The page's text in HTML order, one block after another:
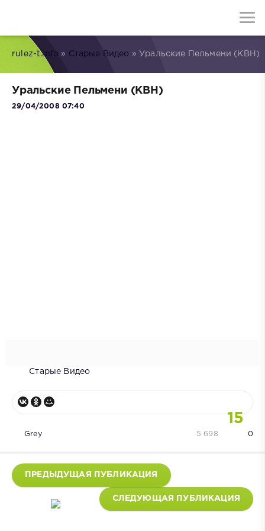
rulez-t.info » Старые Видео » Уральские Пельмени (КВН)
Уральские Пельмени (КВН)
29/04/2008 07:40
Старые Видео
15
Grey 0
5 698
ПРЕДЫДУЩАЯ ПУБЛИКАЦИЯ
СЛЕДУЮЩАЯ ПУБЛИКАЦИЯ